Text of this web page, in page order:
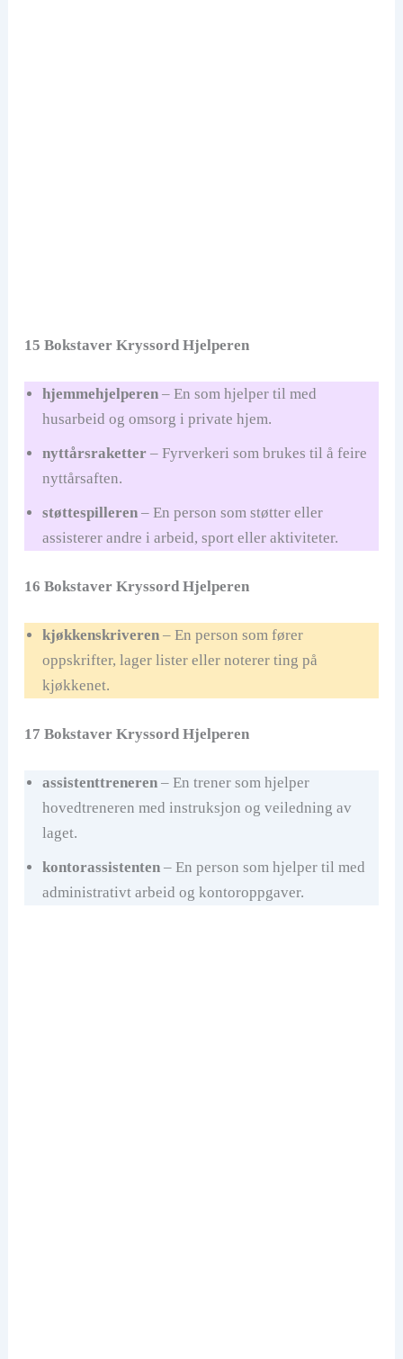
15 Bokstaver Kryssord Hjelperen
hjemmehjelperen– En som hjelper til med
husarbeid og omsorg i private hjem.
nyttårsraketter – Fyrverkeri som brukes til å feire
nyttårsaften.
støttespilleren– En person som støtter eller
assisterer andre i arbeid, sport eller aktiviteter.
16 Bokstaver Kryssord Hjelperen
kjøkkenskriveren– En person som fører
oppskrifter, lager lister eller noterer ting på
kjøkkenet.
17 Bokstaver Kryssord Hjelperen
assistenttreneren– En trener som hjelper
hovedtreneren med instruksjon og veiledning av
laget.
kontorassistenten– En person som hjelper til med
administrativt arbeid og kontoroppgaver.